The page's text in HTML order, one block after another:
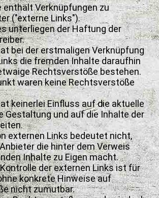
enthält Verknüpfungen zu
("externe Links").
unterliegen der Haftung der
bei der erstmaligen Verknüpfung
die fremden Inhalte daraufhin
Rechtsverstöße bestehen.
waren keine Rechtsverstöße
keinerlei Einfluss auf die aktuelle
Gestaltung und auf die Inhalte der
externen Links bedeutet nicht,
die hinter dem Verweis
Inhalte zu Eigen macht.
der externen Links ist für
konkrete Hinweise auf
nicht zumutbar.